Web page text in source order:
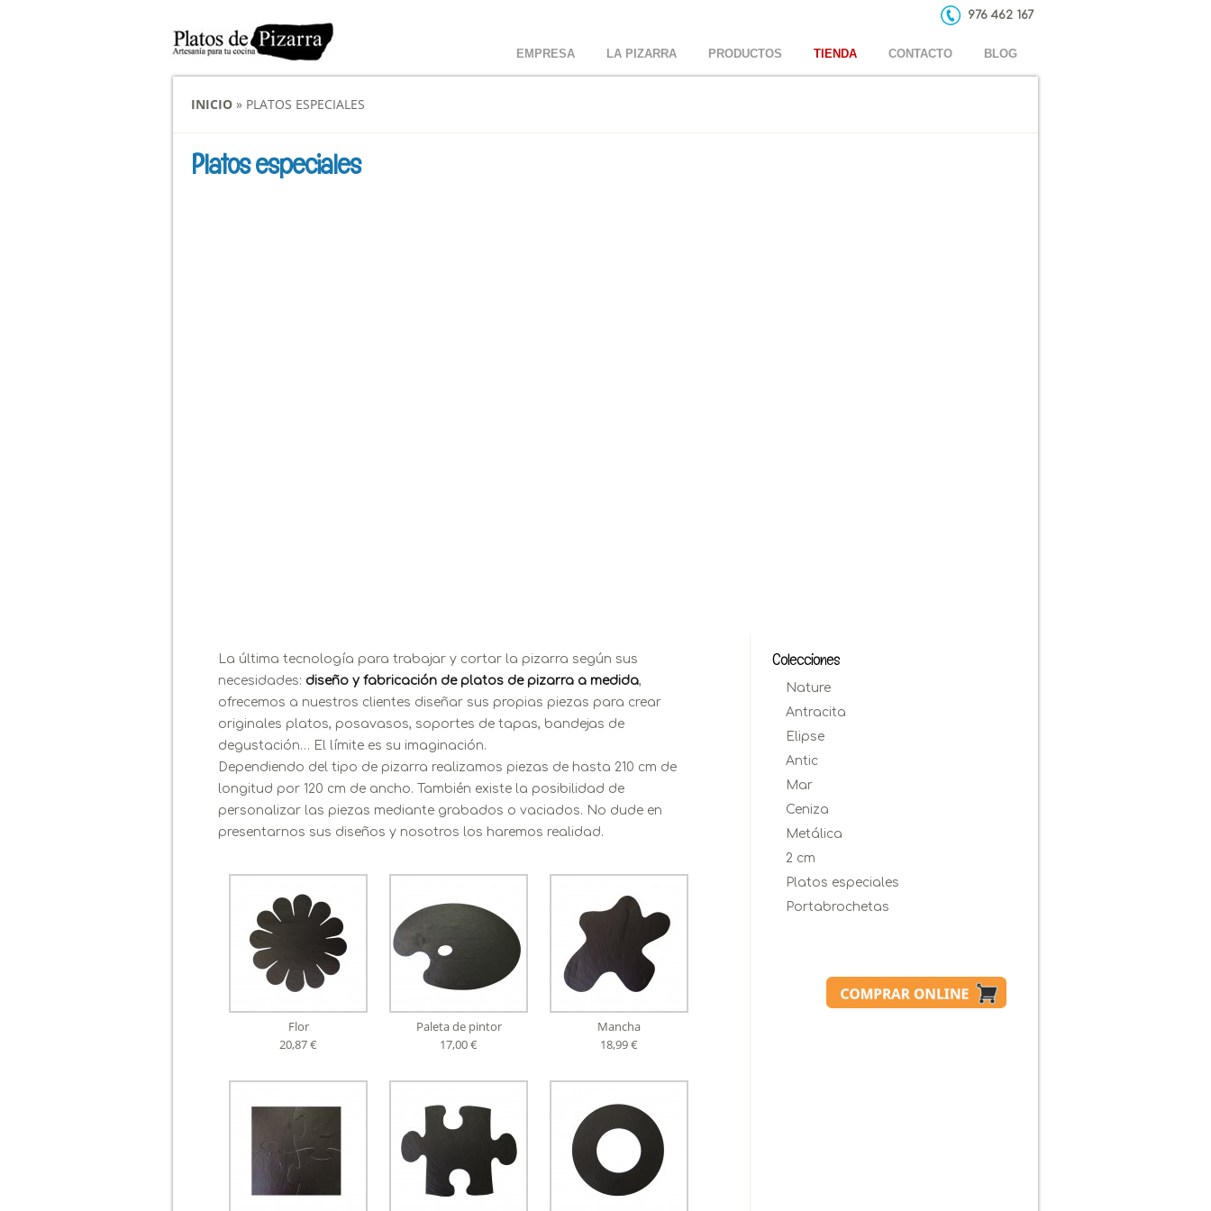
EMPRESA LA PIZARRA PRODUCTOS TIENDA CONTACTO BLOG
976 462 167
INICIO » PLATOS ESPECIALES
Platos especiales
La última tecnología para trabajar y cortar la pizarra según sus
necesidades: diseño y fabricación de platos de pizarra a medida,
ofrecemos a nuestros clientes diseñar sus propias piezas para crear
originales platos, posavasos, soportes de tapas, bandejas de
degustación… El límite es su imaginación.
Dependiendo del tipo de pizarra realizamos piezas de hasta 210 cm de
longitud por 120 cm de ancho. También existe la posibilidad de
personalizar las piezas mediante grabados o vaciados. No dude en
presentarnos sus diseños y nosotros los haremos realidad.
Flor
20,87 €
Paleta de pintor
17,00 €
Mancha
18,99 €
Colecciones
Nature
Antracita
Elipse
Antic
Mar
Ceniza
Metálica
2 cm
Platos especiales
Portabrochetas